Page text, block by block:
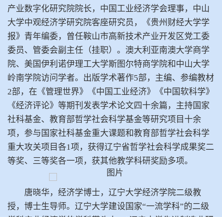
产业数字化研究院院长，中国工业经济学会理事，中山
大学中观经济学研究院客座研究员，《贵州财经大学学
报》青年编委，曾任鞍山市高新技术产业开发区党工委
委员、管委会副主任（挂职）。澳大利亚南澳大学商学
院、美国伊利诺伊理工大学斯图尔特商学院和中山大学
岭南学院访问学者。出版学术著作5部，主编、参编教材
2部，在《管理世界》《中国工业经济》《中国软科学》
《经济评论》等期刊发表学术论文四十余篇，主持国家
社科基金、教育部哲学社会科学基金等研究项目十余
项，参与国家社科基金重大课题和教育部哲学社会科学
重大攻关项目各1项，获得辽宁省哲学社会科学成果奖二
等奖、三等奖各一项，获其他教学科研奖励多项。
唐晓华，经济学博士，辽宁大学经济学院二级教
授，博士生导师。辽宁大学建设国家“一流学科”的二级